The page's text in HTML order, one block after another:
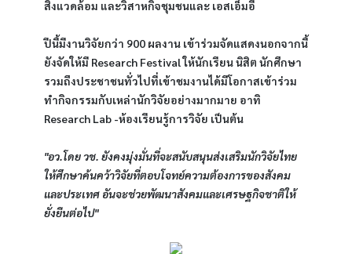
สิ่งแวดล้อม และวิสาหกิจชุมชนและ เอสเอ็มอี
ปีนี้มีงานวิจัยกว่า 900 ผลงาน เข้าร่วมจัดแสดงนอกจากนี้
ยังจัดให้มี Research Festival ให้นักเรียน นิสิต นักศึกษา
รวมถึงประชาชนทั่วไปที่เข้าชมงานได้มีโอกาสเข้าร่วม
ทำกิจกรรมกับเหล่านักวิจัยอย่างมากมาย อาทิ
Research Lab -ห้องเรียนรู้การวิจัย เป็นต้น
"อว.โดย วช. ยังคงมุ่งมั่นที่จะสนับสนุนส่งเสริมนักวิจัยไทย
ให้ศึกษาค้นคว้าวิจัยที่ตอบโจทย์ความต้องการของสังคม
และประเทศ อันจะช่วยพัฒนาสังคมและเศรษฐกิจชาติให้
ยั่งยืนต่อไป"